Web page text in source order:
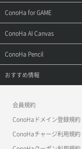
用語集
お問い合わせ
お乗り換えガイド
よくある質問
ご利用ガイド
APIドキュメントVPS2.0
APIドキュメントVPS3.0
サポートトップ
ご利用ガイド
APIドキュメントVPS2.0
APIドキュメントVPS3.0
ConoHa for GAME
サポートトップ
ご利用ガイド
ConoHa AI Canvas
サポートトップ
ご利用ガイド
ConoHa Pencil
サポートトップ
おすすめ情報
美雲このは徹底ガイド
会員規約
ConoHaドメイン登録規約
ConoHaチャージ利用規約